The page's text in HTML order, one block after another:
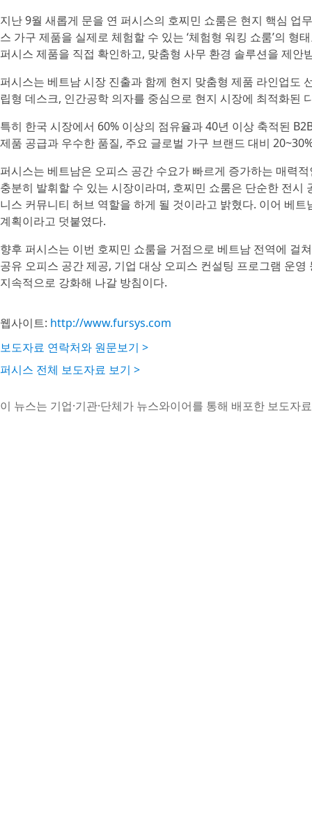
지난 9월 새롭게 문을 연 퍼시스의 호찌민 쇼룸은 현지 핵심
스 가구 제품을 실제로 체험할 수 있는 ‘체험형 워킹 쇼룸’의 형
퍼시스 제품을 직접 확인하고, 맞춤형 사무 환경 솔루션을 제안
퍼시스는 베트남 시장 진출과 함께 현지 맞춤형 제품 라인업도
립형 데스크, 인간공학 의자를 중심으로 현지 시장에 최적화된
특히 한국 시장에서 60% 이상의 점유율과 40년 이상 축적된
제품 공급과 우수한 품질, 주요 글로벌 가구 브랜드 대비
퍼시스는 베트남은 오피스 공간 수요가 빠르게 증가하는 매력
충분히 발휘할 수 있는 시장이라며, 호찌민 쇼룸은 단순한 전시
니스 커뮤니티 허브 역할을 하게 될 것이라고 밝혔다. 이어 베
계획이라고 덧붙였다.
향후 퍼시스는 이번 호찌민 쇼룸을 거점으로 베트남 전역에 걸
공유 오피스 공간 제공, 기업 대상 오피스 컨설팅 프로그램 운
지속적으로 강화해 나갈 방침이다.
웹사이트: http://www.fursys.com
보도자료 연락처와 원문보기 >
퍼시스 전체 보도자료 보기 >
이 뉴스는 기업·기관·단체가 뉴스와이어를 통해 배포한 보도자